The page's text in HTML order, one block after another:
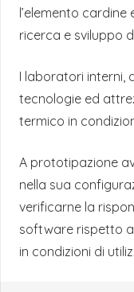
l’elemento cardine
ricerca e sviluppo
I laboratori interni,
tecnologie ed
termico in
A prototipazione
nella sua
verificarne la
software rispetto
in condizioni di